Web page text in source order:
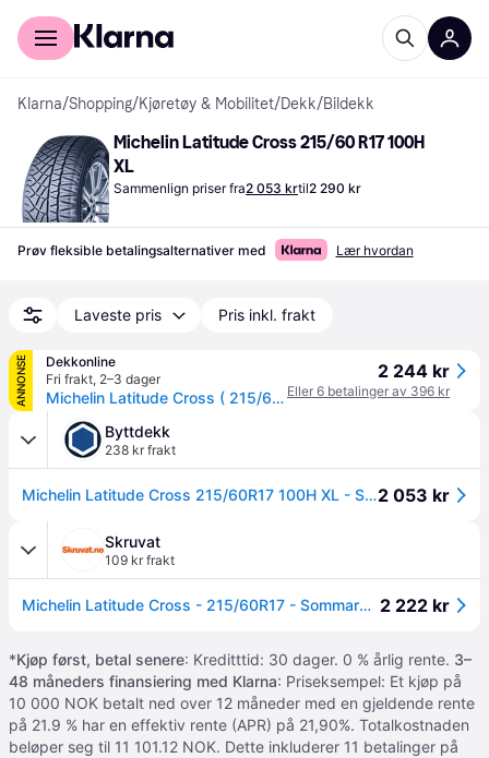
For kunder
Klarna/Shopping/Kjøretøy & Mobilitet/Dekk/Bildekk
Michelin Latitude Cross 215/60 R17 100H
XL
Sammenlign priser fra2 053 krtil2 290 kr
Prøv fleksible betalingsalternativer med Lær hvordan
Laveste pris Pris inkl. frakt
ANNONSE
Dekkonline
Fri frakt, 2–3 dager
Michelin Latitude Cross ( 215/60 R17 100H XL EV Suitable )
2 244 kr
Eller 6 betalinger av 396 kr
Byttdekk
238 kr frakt
Michelin Latitude Cross 215/60R17 100H XL - Sommerdekk2 053 kr
Skruvat
109 kr frakt
Michelin Latitude Cross - 215/60R17 - Sommardäck 2 222 kr
*Kjøp først, betal senere: Kreditttid: 30 dager. 0 % årlig rente. 3–
48 måneders finansiering med Klarna: Priseksempel: Et kjøp på
10 000 NOK betalt ned over 12 måneder med en gjeldende rente
på 21.9 % har en effektiv rente (APR) på 21,90%. Totalkostnaden
beløper seg til 11 101.12 NOK. Dette inkluderer 11 betalinger på